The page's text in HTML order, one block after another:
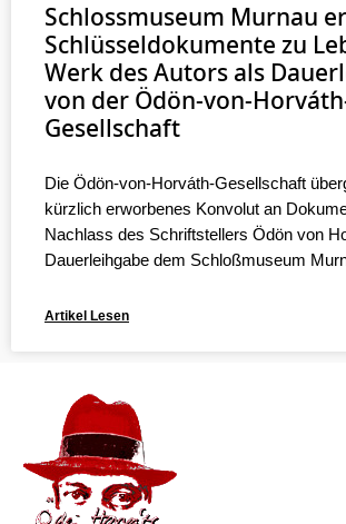
Schlossmuseum Murnau
Schlüsseldokumente zu
Werk des Autors als
von der Ödön-von-
Gesellschaft
Die Ödön-von-Horváth-Gesellschaft
kürzlich erworbenes Konvolut an
Nachlass des Schriftstellers Ödön von
Dauerleihgabe dem Schloßmuseum
Artikel Lesen